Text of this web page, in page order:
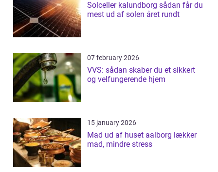
Solceller kalundborg sådan får du
mest ud af solen året rundt
07 february 2026
VVS: sådan skaber du et sikkert
og velfungerende hjem
15 january 2026
Mad ud af huset aalborg lækker
mad, mindre stress